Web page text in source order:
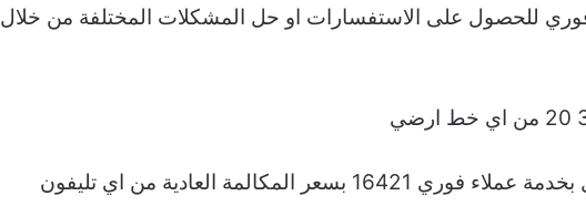
للحصول على الاستفسارات او حل المشكلات المختلفة من خلال
وكذلك يوجد خط ساخن للاتصال بخدمة عملاء فوري 16421 بسعر المكالمة العادية من اي تليفون